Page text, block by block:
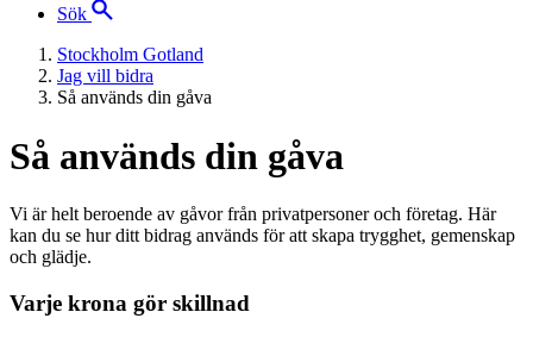
Sök
Stockholm Gotland
Jag vill bidra
Så används din gåva
Så används din gåva
Vi är helt beroende av gåvor från privatpersoner och företag. Här
kan du se hur ditt bidrag används för att skapa trygghet, gemenskap
och glädje.
Varje krona gör skillnad